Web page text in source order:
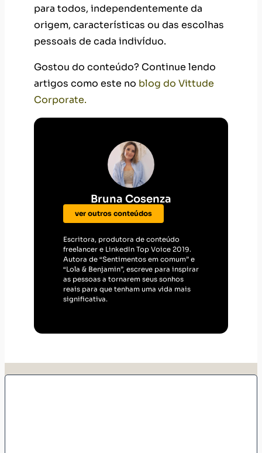
para todos, independentemente da
origem, características ou das escolhas
pessoais de cada indivíduo.
Gostou do conteúdo? Continue lendo
artigos como este no blog do Vittude
Corporate.
Bruna Cosenza
ver outros conteúdos
Escritora, produtora de conteúdo
freelancer e LinkedIn Top Voice 2019.
Autora de “Sentimentos em comum” e
“Lola & Benjamin”, escreve para inspirar
as pessoas a tornarem seus sonhos
reais para que tenham uma vida mais
significativa.